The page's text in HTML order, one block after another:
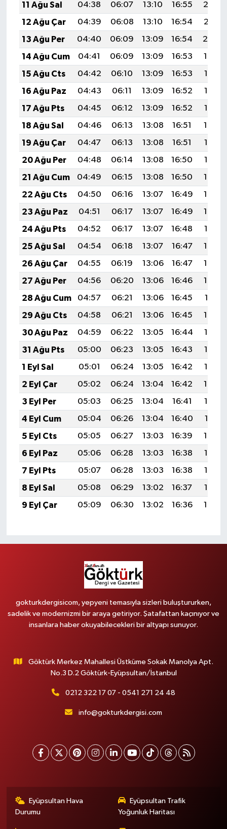
11 Ağu Sal
04:38 06:07 13:10 16:55
20:03
12 Ağu Çar
04:39 06:08 13:10 16:54
20:01
13 Ağu Per
04:40 06:09 13:09 16:54
20:00
14 Ağu Cum
04:41 06:09 13:09 16:53
19:59
15 Ağu Cts
04:42 06:10 13:09 16:53
19:58
16 Ağu Paz
04:43 06:11 13:09 16:52
19:57
17 Ağu Pts
04:45 06:12 13:09 16:52
19:56
18 Ağu Sal
04:46 06:13 13:08 16:51
19:54
19 Ağu Çar
04:47 06:13 13:08 16:51
19:53
20 Ağu Per
04:48 06:14 13:08 16:50
19:52
21 Ağu Cum
04:49 06:15 13:08 16:50
19:50
22 Ağu Cts
04:50 06:16 13:07 16:49
19:49
23 Ağu Paz
04:51 06:17 13:07 16:49
19:48
24 Ağu Pts
04:52 06:17 13:07 16:48
19:47
25 Ağu Sal
04:54 06:18 13:07 16:47
19:45
26 Ağu Çar
04:55 06:19 13:06 16:47
19:44
27 Ağu Per
04:56 06:20 13:06 16:46
19:43
28 Ağu Cum
04:57 06:21 13:06 16:45
19:41
29 Ağu Cts
04:58 06:21 13:06 16:45
19:40
30 Ağu Paz
04:59 06:22 13:05 16:44
19:38
31 Ağu Pts
05:00 06:23 13:05 16:43
19:37
1 Eyl Sal
05:01 06:24 13:05 16:42
19:36
2 Eyl Çar
05:02 06:24 13:04 16:42
19:34
3 Eyl Per
05:03 06:25 13:04 16:41
19:33
4 Eyl Cum
05:04 06:26 13:04 16:40
19:31
5 Eyl Cts
05:05 06:27 13:03 16:39
19:30
6 Eyl Paz
05:06 06:28 13:03 16:38
19:28
7 Eyl Pts
05:07 06:28 13:03 16:38
19:27
8 Eyl Sal
05:08 06:29 13:02 16:37
19:25
9 Eyl Çar
05:09 06:30 13:02 16:36 19:24
gokturkdergisicom, yepyeni temasıyla sizleri buluştururken,
sadelik ve modernizmi bir araya getiriyor. Şatafattan kaçınıyor ve
insanlara haber okuyabilecekleri bir altyapı sunuyor.
Göktürk Merkez Mahallesi Üstküme Sokak Manolya Apt.
No.3 D.2 Göktürk-Eyüpsultan/İstanbul
0212 322 17 07 - 0541 271 24 48
info@gokturkdergisi.com
Eyüpsultan Hava
Durumu
Eyüpsultan Trafik
Yoğunluk Haritası